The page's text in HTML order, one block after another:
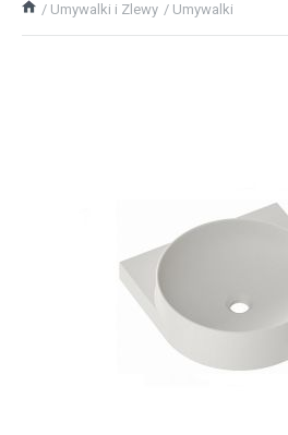
Umywalki i Zlewy Umywalki